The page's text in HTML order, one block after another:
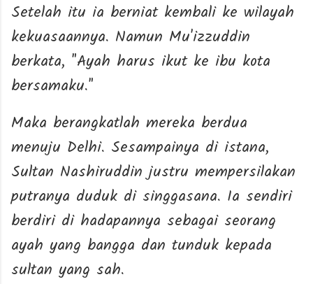
Setelah itu ia berniat kembali ke wilayah
kekuasaannya. Namun Mu'izzuddin
berkata, "Ayah harus ikut ke ibu kota
bersamaku."
Maka berangkatlah mereka berdua
menuju Delhi. Sesampainya di istana,
Sultan Nashiruddin justru mempersilakan
putranya duduk di singgasana. Ia sendiri
berdiri di hadapannya sebagai seorang
ayah yang bangga dan tunduk kepada
sultan yang sah.